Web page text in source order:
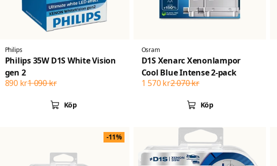
Philips
Philips 35W D1S White Vision
gen 2
1 090 kr
890 kr
Köp
Osram
D1S Xenarc Xenonlampor
Cool Blue Intense 2-pack
2 070 kr
1 570 kr
Köp
-11%